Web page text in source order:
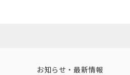
（イギリス
（ノルウェー
お知らせ・最新情報